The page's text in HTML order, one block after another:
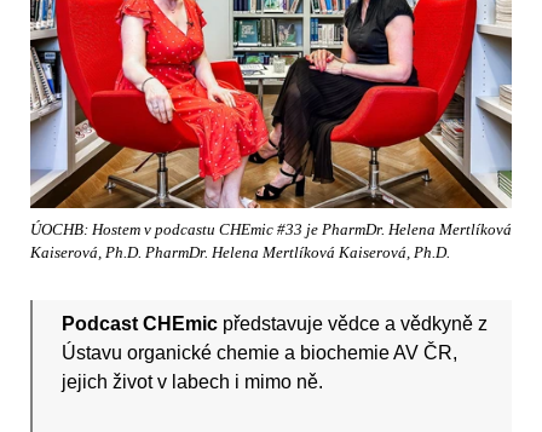
ÚOCHB: Hostem v podcastu CHEmic #33 je PharmDr. Helena Mertlíková
Kaiserová, Ph.D. PharmDr. Helena Mertlíková Kaiserová, Ph.D.
Podcast CHEmic představuje vědce a vědkyně z
Ústavu organické chemie a biochemie AV ČR,
jejich život v labech i mimo ně.